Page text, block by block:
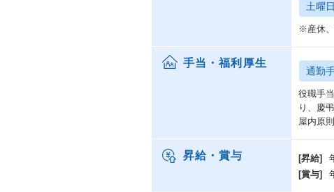
さらに
新して
用意し
ハーネ
また、
最新の
土曜日
※産休
手当・福利厚生
通勤
役職手
り、慶
屋内原
昇給・賞与 [昇給]
[賞与]